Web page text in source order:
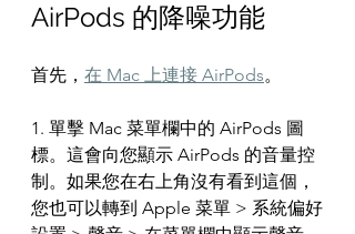
AirPods 的降噪功能
首先， 在 Mac 上連接 AirPods。
1. 單擊 Mac 菜單欄中的 AirPods 圖
標。這會向您顯示 AirPods 的音量控
制。如果您在右上角沒有看到這個，
您也可以轉到 Apple 菜單 > 系統偏好